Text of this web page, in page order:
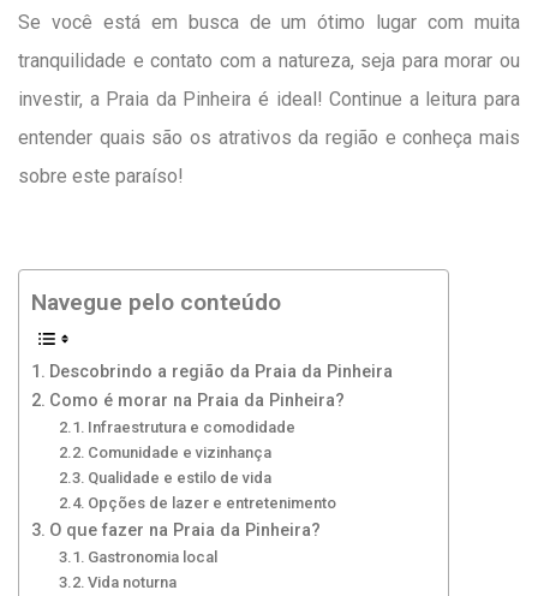
Se você está em busca de um ótimo lugar com muita
tranquilidade e contato com a natureza, seja para morar ou
investir, a Praia da Pinheira é ideal! Continue a leitura para
entender quais são os atrativos da região e conheça mais
sobre este paraíso!
Navegue pelo conteúdo
Descobrindo a região da Praia da Pinheira
Como é morar na Praia da Pinheira?
Infraestrutura e comodidade
Comunidade e vizinhança
Qualidade e estilo de vida
Opções de lazer e entretenimento
O que fazer na Praia da Pinheira?
Gastronomia local
Vida noturna